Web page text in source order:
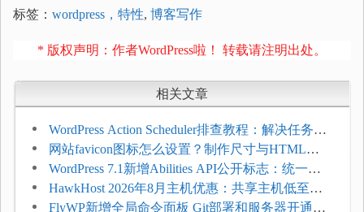
标签： wordpress，特性, 博客写作
* 版权声明：作者WordPress啦！ 转载请注明出处。
相关文章
WordPress Action Scheduler排查教程：解决任务积
压和订单延迟
网站favicon图标怎么设置？制作尺寸与HTML添
加方法
WordPress 7.1新增Abilities API公开标志：统一支
持REST API、MCP与AI代理
HawkHost 2026年8月主机优惠：共享主机低至
$2.61/月，高性能主机同步折扣
FlyWP新增全局命令面板 Git部署和服务器开通更